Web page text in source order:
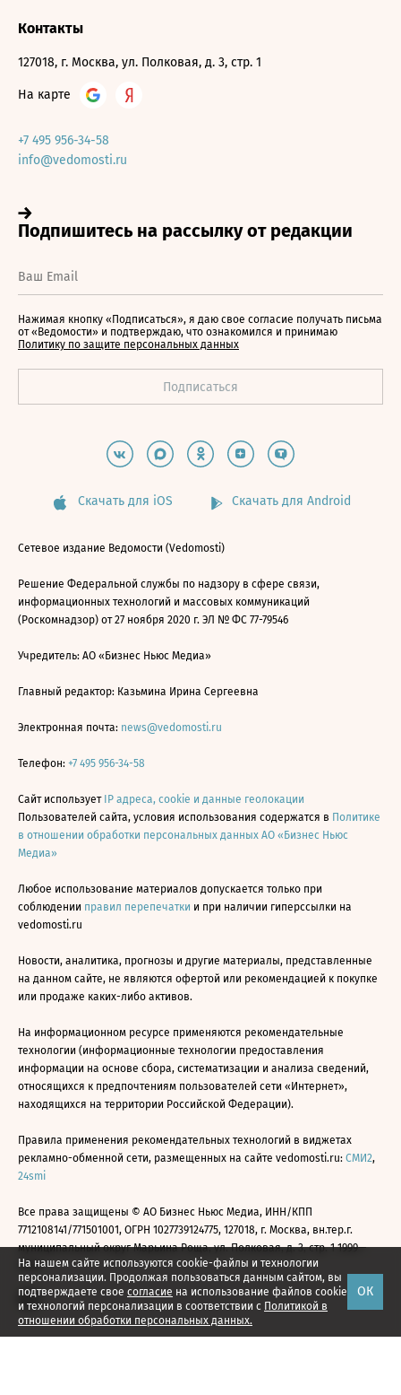
На нашем сайте используются cookie-файлы и технологии
персонализации. Продолжая пользоваться данным сайтом, вы
подтверждаете свое согласие на использование файлов cookie
и технологий персонализации в соответствии с Политикой в
отношении обработки персональных данных.
ОК
Контакты
127018, г. Москва, ул. Полковая, д. 3, стр. 1
На карте
+7 495 956-34-58
info@vedomosti.ru
Нажимая кнопку «Подписаться», я даю свое согласие получать письма
от «Ведомости» и подтверждаю, что ознакомился и принимаю
Политику по защите персональных данных
Скачать для iOS Скачать для Android
Сетевое издание Ведомости (Vedomosti)
Решение Федеральной службы по надзору в сфере связи,
информационных технологий и массовых коммуникаций
(Роскомнадзор) от 27 ноября 2020 г. ЭЛ № ФС 77-79546
Учредитель: АО «Бизнес Ньюс Медиа»
Главный редактор: Казьмина Ирина Сергеевна
Электронная почта: news@vedomosti.ru
Телефон: +7 495 956-34-58
Сайт использует IP адреса, cookie и данные геолокации
Пользователей сайта, условия использования содержатся в Политике
в отношении обработки персональных данных АО «Бизнес Ньюс
Медиа»
Любое использование материалов допускается только при
соблюдении правил перепечатки и при наличии гиперссылки на
vedomosti.ru
Новости, аналитика, прогнозы и другие материалы, представленные
на данном сайте, не являются офертой или рекомендацией к покупке
или продаже каких-либо активов.
На информационном ресурсе применяются рекомендательные
технологии (информационные технологии предоставления
информации на основе сбора, систематизации и анализа сведений,
относящихся к предпочтениям пользователей сети «Интернет»,
находящихся на территории Российской Федерации).
Правила применения рекомендательных технологий в виджетах
рекламно-обменной сети, размещенных на сайте vedomosti.ru: СМИ2,
24smi
Все права защищены © АО Бизнес Ньюс Медиа, ИНН/КПП
7712108141/771501001, ОГРН 1027739124775, 127018, г. Москва, вн.тер.г.
муниципальный округ Марьина Роща, ул. Полковая, д. 3, стр. 1 1999—
2026